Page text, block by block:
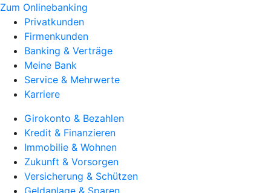
Zum Onlinebanking
Privatkunden
Firmenkunden
Banking & Verträge
Meine Bank
Service & Mehrwerte
Karriere
Girokonto & Bezahlen
Kredit & Finanzieren
Immobilie & Wohnen
Zukunft & Vorsorgen
Versicherung & Schützen
Geldanlage & Sparen